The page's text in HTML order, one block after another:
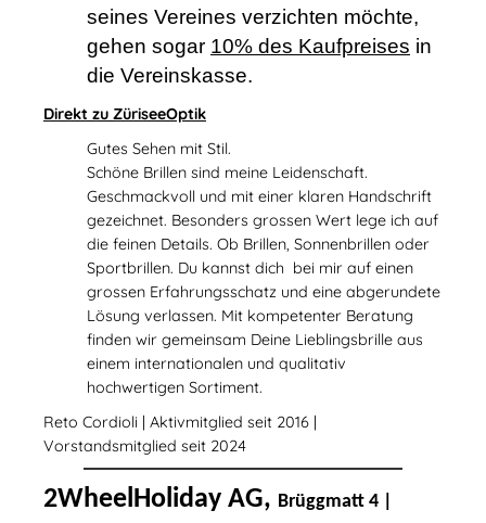
seines Vereines verzichten möchte,
gehen sogar 10% des Kaufpreises in
die Vereinskasse.
Direkt zu ZüriseeOptik
Gutes Sehen mit Stil.
Schöne Brillen sind meine Leidenschaft.
Geschmackvoll und mit einer klaren Handschrift
gezeichnet. Besonders grossen Wert lege ich auf
die feinen Details. Ob Brillen, Sonnenbrillen oder
Sportbrillen. Du kannst dich bei mir auf einen
grossen Erfahrungsschatz und eine abgerundete
Lösung verlassen. Mit kompetenter Beratung
finden wir gemeinsam Deine Lieblingsbrille aus
einem internationalen und qualitativ
hochwertigen Sortiment.
Reto Cordioli | Aktivmitglied seit 2016 |
Vorstandsmitglied seit 2024
2WheelHoliday AG, Brüggmatt 4 |